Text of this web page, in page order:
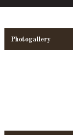
Photogallery